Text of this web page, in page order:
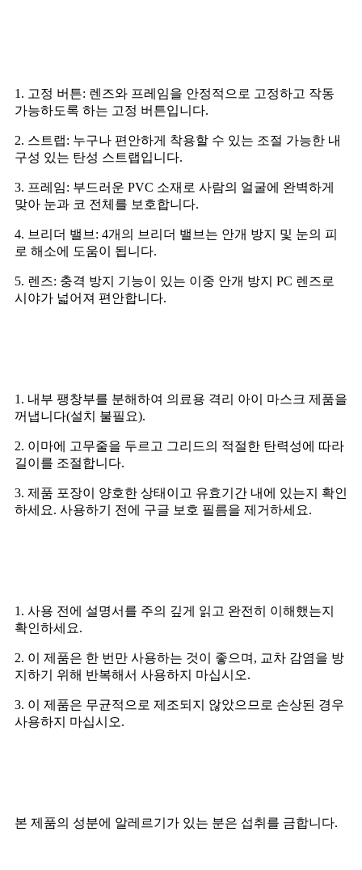
1. 고정 버튼: 렌즈와 프레임을 안정적으로 고정하고 작동
가능하도록 하는 고정 버튼입니다.
2. 스트랩: 누구나 편안하게 착용할 수 있는 조절 가능한 내
구성 있는 탄성 스트랩입니다.
3. 프레임: 부드러운 PVC 소재로 사람의 얼굴에 완벽하게
맞아 눈과 코 전체를 보호합니다.
4. 브리더 밸브: 4개의 브리더 밸브는 안개 방지 및 눈의 피
로 해소에 도움이 됩니다.
5. 렌즈: 충격 방지 기능이 있는 이중 안개 방지 PC 렌즈로
시야가 넓어져 편안합니다.
1. 내부 팽창부를 분해하여 의료용 격리 아이 마스크 제품을
꺼냅니다(설치 불필요).
2. 이마에 고무줄을 두르고 그리드의 적절한 탄력성에 따라
길이를 조절합니다.
3. 제품 포장이 양호한 상태이고 유효기간 내에 있는지 확인
하세요. 사용하기 전에 구글 보호 필름을 제거하세요.
1. 사용 전에 설명서를 주의 깊게 읽고 완전히 이해했는지
확인하세요.
2. 이 제품은 한 번만 사용하는 것이 좋으며, 교차 감염을 방
지하기 위해 반복해서 사용하지 마십시오.
3. 이 제품은 무균적으로 제조되지 않았으므로 손상된 경우
사용하지 마십시오.
본 제품의 성분에 알레르기가 있는 분은 섭취를 금합니다.